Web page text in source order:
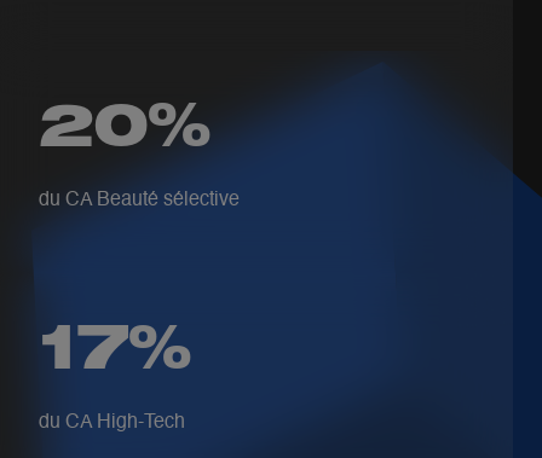
20%
du CA Beauté sélective
17%
du CA High-Tech